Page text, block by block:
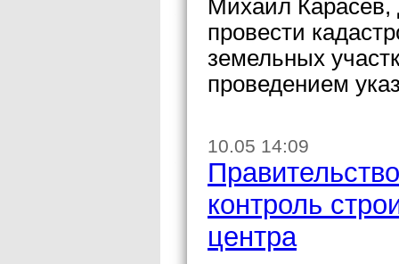
Михаил Карасев,
провести
земельных
проведением
10.05 14:09
контроль
центра